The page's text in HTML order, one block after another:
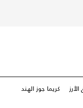
كريما جوز الهند